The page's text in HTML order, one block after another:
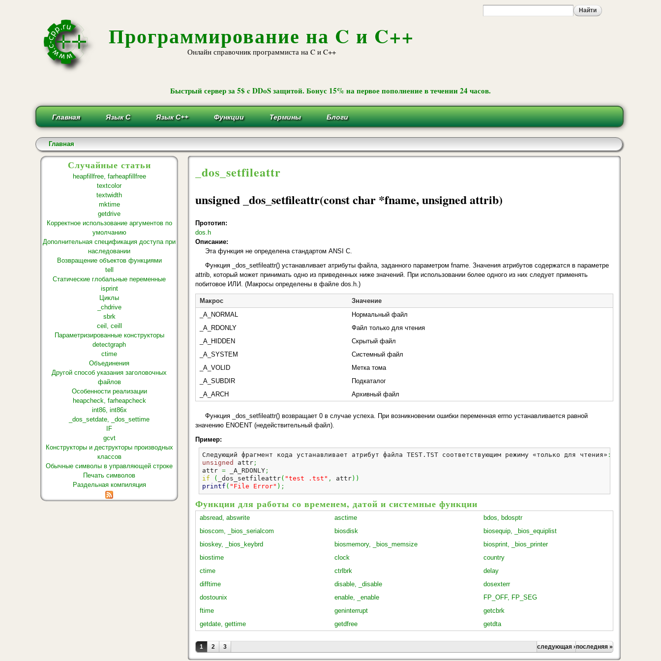
Программирование на C и C++
Онлайн справочник программиста на C и C++
Быстрый сервер за 5$ c DDoS защитой. Бонус 15% на первое пополнение в течении 24 часов.
Главная Язык С Язык С++ Функции Термины Блоги
Вы здесь
Главная
Случайные статьи
heapfillfree, farheapfillfree
textcolor
textwidth
mktime
getdrive
Корректное использование аргументов по
умолчанию
Дополнительная спецификация доступа при
наследовании
Возвращение объектов функциями
tell
Статические глобальные переменные
isprint
Циклы
_chdrive
sbrk
ceil, ceill
Параметризированные конструкторы
detectgraph
ctime
Объединения
Другой способ указания заголовочных
файлов
Особенности реализации
heapcheck, farheapcheck
int86, int86x
_dos_setdate, _dos_settime
IF
gcvt
Конструкторы и деструкторы производных
классов
Обычные символы в управляющей строке
Печать символов
Раздельная компиляция
_dos_setfileattr
unsigned _dos_setfileattr(const char *fname, unsigned attrib)
Прототип:
dos.h
Описание:
Эта функция не определена стан­дартом ANSI C.
Функция _dos_setfileattr() устанавливает атрибуты файла, заданного параметром fname. Значе­ния атрибутов содержатся в параметре
attrib, который может принимать одно из приведенных ниже значений. При использовании более одного из них следует применять
побитовое ИЛИ. (Макросы определены в файле dos.h.)
Макрос
Значение
_A_NORMAL
Нормальный файл
_A_RDONLY
Файл только для чтения
_A_HIDDEN
Скрытый файл
_A_SYSTEM
Системный файл
_A_VOLID
Метка тома
_A_SUBDIR
Подкаталог
_A_ARCH
Архивный файл
Функция _dos_setfileattr() возвращает 0 в случае успеха. При возникновении ошибки перемен­ная errno устанавливается равной
значению ENOENT (недействительный файл).
Пример:
Следующий фрагмент кода устанавливает атрибут файла TEST. TST соответствующим режиму «толь­ко для чтения» :
unsigned
attr ;
attr = _A_RDONLY ;
if
( _dos_setfileattr( "test .tst" , attr) )
printf ( "File Error" ) ;
Функции для работы со временем, датой и системные функции
absread, abswrite asctime
bdos, bdosptr
bioscom, _bios_serialcom
biosdisk
biosequip, _bios_equiplist
bioskey, _bios_keybrd
biosmemory, _bios_memsize
biosprint, _bios_printer
biostime
clock
country
ctime
ctrlbrk
delay
difftime
disable, _disable
dosexterr
dostounix
enable, _enable
FP_OFF, FP_SEG
ftime
geninterrupt
getcbrk
getdate, gettime
getdfree getdta
Страницы
1 2 3 следующая ›последняя »